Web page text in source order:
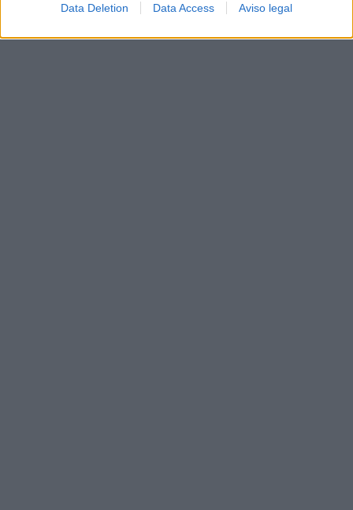
Data Deletion Data Access Aviso legal